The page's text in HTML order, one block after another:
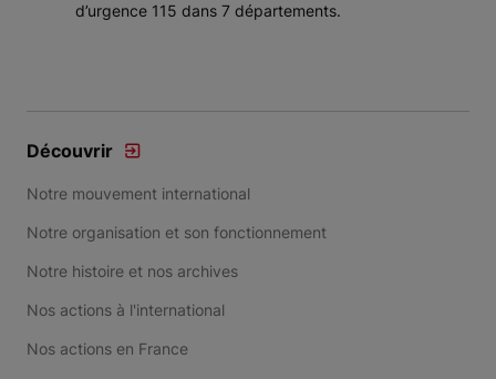
d’urgence 115 dans 7 départements.
Découvrir
Notre mouvement international
Notre organisation et son fonctionnement
Notre histoire et nos archives
Nos actions à l'international
Nos actions en France